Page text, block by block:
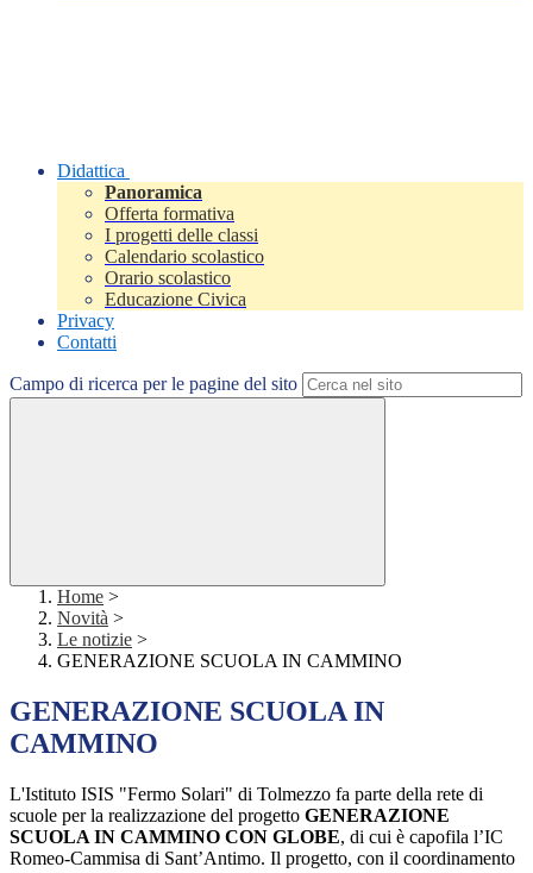
Didattica
Panoramica
Offerta formativa
I progetti delle classi
Calendario scolastico
Orario scolastico
Educazione Civica
Privacy
Contatti
Campo di ricerca per le pagine del sito
Home >
Novità >
Le notizie >
GENERAZIONE SCUOLA IN CAMMINO
GENERAZIONE SCUOLA IN
CAMMINO
L'Istituto ISIS "Fermo Solari" di Tolmezzo fa parte della rete di
scuole per la realizzazione del progetto GENERAZIONE
SCUOLA IN CAMMINO CON GLOBE, di cui è capofila l’IC
Romeo-Cammisa di Sant’Antimo. Il progetto, con il coordinamento